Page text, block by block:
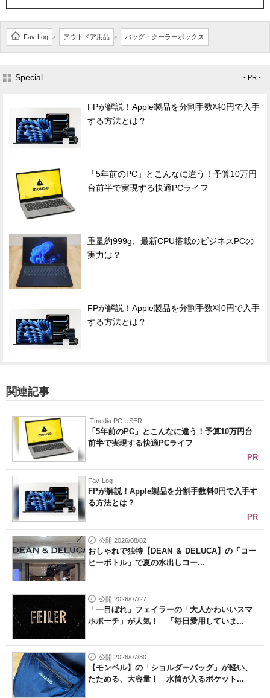
Fav-Log > アウトドア用品 > バッグ・クーラーボックス
Special - PR -
FPが解説！Apple製品を分割手数料0円で入手
する方法とは？
「5年前のPC」とこんなに違う！予算10万円
台前半で実現する快適PCライフ
重量約999g、最新CPU搭載のビジネスPCの
実力は？
FPが解説！Apple製品を分割手数料0円で入手
する方法とは？
関連記事
ITmedia PC USER
「5年前のPC」とこんなに違う！予算10万円台
前半で実現する快適PCライフ
PR
Fav-Log
FPが解説！Apple製品を分割手数料0円で入手す
る方法とは？
PR
公開 2026/08/02
おしゃれで独特【DEAN ＆ DELUCA】の「コー
ヒーボトル」で夏の水出しコー...
公開 2026/07/27
「一目ぼれ」フェイラーの「大人かわいいスマ
ホポーチ」が人気！ 「毎日愛用していま...
公開 2026/07/30
【モンベル】の「ショルダーバッグ」が軽い、
たためる、大容量！ 水筒が入るポケット...